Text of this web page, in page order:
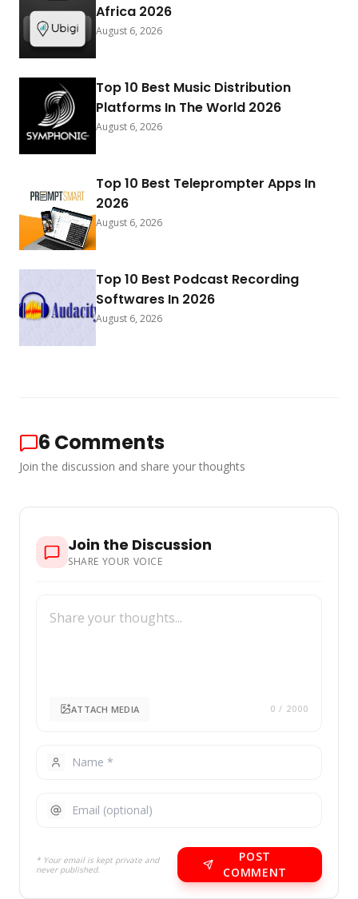
Africa 2026
August 6, 2026
Top 10 Best Music Distribution
Platforms In The World 2026
August 6, 2026
Top 10 Best Teleprompter Apps In
2026
August 6, 2026
Top 10 Best Podcast Recording
Softwares In 2026
August 6, 2026
6 Comments
Join the discussion and share your thoughts
Join the Discussion
SHARE YOUR VOICE
ATTACH MEDIA 0 / 2000
* Your email is kept private and
never published.
POST
COMMENT